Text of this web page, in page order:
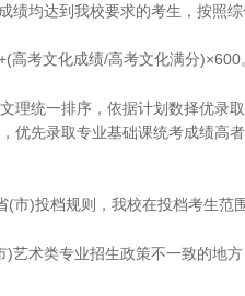
均达到我校要求的考生，按照综
考文化成绩/高考文化满分)×600
统一排序，依据计划数择优录
优先录取专业基础课统考成绩高
)投档规则，我校在投档考生范围
术类专业招生政策不一致的地方